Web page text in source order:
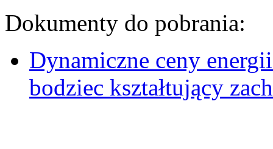
Dokumenty do pobrania:
Dynamiczne ceny
bodziec kształtujący